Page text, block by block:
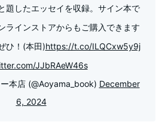
題したエッセイを収録。サイン本で
ラインストアからもご購入できます
ひ！(本田)https://t.co/ILQCxw5y9j
JJbRAeW46s
本店 (@Aoyama_book) December
6, 2024